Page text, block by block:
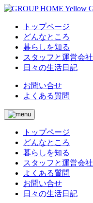
トップページ
どんなところ
暮らしを知る
スタッフと運営会社
日々の生活日記
お問い合せ
よくある質問
トップページ
どんなところ
暮らしを知る
スタッフと運営会社
よくある質問
お問い合せ
日々の生活日記